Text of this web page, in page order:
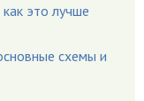
это лучше
схемы и